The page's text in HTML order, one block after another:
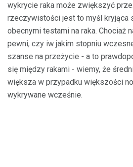
wykrycie raka może zwiększyć
rzeczywistości jest to myśl kryjąca
obecnymi testami na raka. Chociaż
pewni, czy iw jakim stopniu
szanse na przeżycie - a to
się między rakami - wiemy, że
większa w przypadku większości
wykrywane wcześnie.